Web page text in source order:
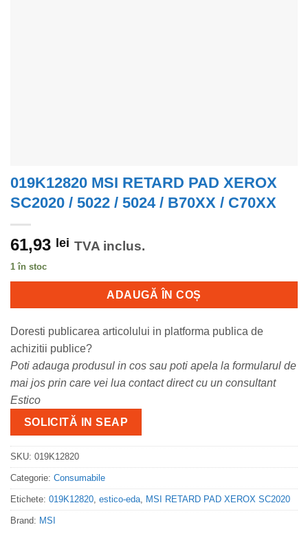
019K12820 MSI RETARD PAD XEROX
SC2020 / 5022 / 5024 / B70XX / C70XX
61,93 lei TVA inclus.
1 în stoc
ADAUGĂ ÎN COȘ
Doresti publicarea articolului in platforma publica de
achizitii publice?
Poti adauga produsul in cos sau poti apela la formularul de
mai jos prin care vei lua contact direct cu un consultant
Estico
SOLICITĂ IN SEAP
SKU: 019K12820
Categorie: Consumabile
Etichete: 019K12820, estico-eda, MSI RETARD PAD XEROX SC2020
Brand: MSI